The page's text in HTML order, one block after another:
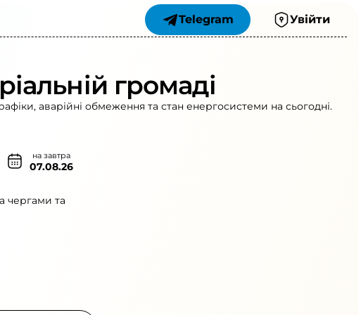
Telegram Увійти
громаді
аварійні обмеження та стан енергосистеми на сьогодні.
на завтра
07.08.26
чергами та